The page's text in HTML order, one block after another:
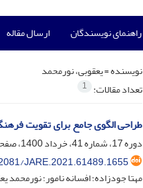
راهنمای نویسندگان ارسال مقاله
نویسنده =یعقوبی، نورمحمد
تعداد مقالات: 1
طراحی الگوی جامع برای تقویت
دوره 17، شماره 41، خرداد 1400، صفحه
JARE.2021.61489.1655
مهتا جودزاده؛ افسانه نامور؛ نورمحمد